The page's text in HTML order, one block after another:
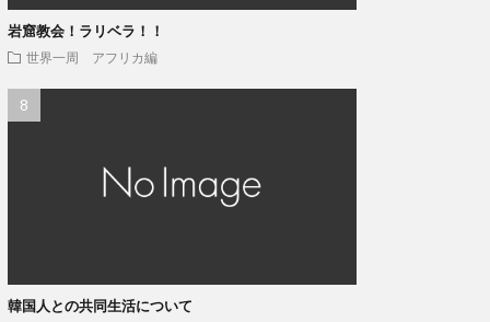
岩窟教会！ラリベラ！！
世界一周 アフリカ編
韓国人との共同生活について